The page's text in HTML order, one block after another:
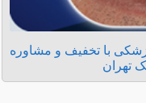
با تخفیف و مشاوره
تهران